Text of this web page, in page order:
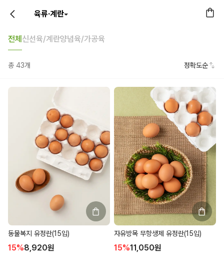
육류·계란
전체 신선육/계란양념육/가공육
총 43개 정확도순
동물복지 유정란(15입)
15%8,920원
자유방목 무항생제 유정란(15입)
15%11,050원